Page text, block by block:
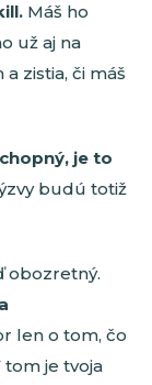
Máš ho
už aj na
zistia, či máš
je to
budú totiž
obozretný.
len o tom, čo
tom je tvoja